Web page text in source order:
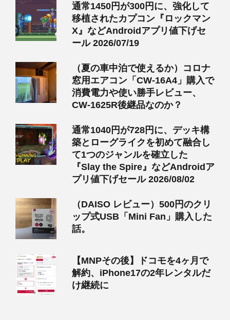
通常1450円が300円に、強化して
移植されたカプコン『ロックマン
X』などAndroidアプリ値下げセ
ール 2026/07/19
（夏の車中泊で使えるか）コロナ
窓用エアコン「CW-16A4」購入で
消費電力や使い勝手レビュー、
CW-1625R後継品なのか？
通常1040円が728円に、デッキ構
築とローグライクを初めて融合し
て1つのジャンルを確立した
『Slay the Spire』などAndroidア
プリ値下げセール 2026/08/02
（DAISO レビュー）500円のクリ
ップ式USB「Mini Fan」購入した
話。
【MNPその後】ドコモを4ヶ月で
解約、iPhone17の2年レンタルだ
け継続に